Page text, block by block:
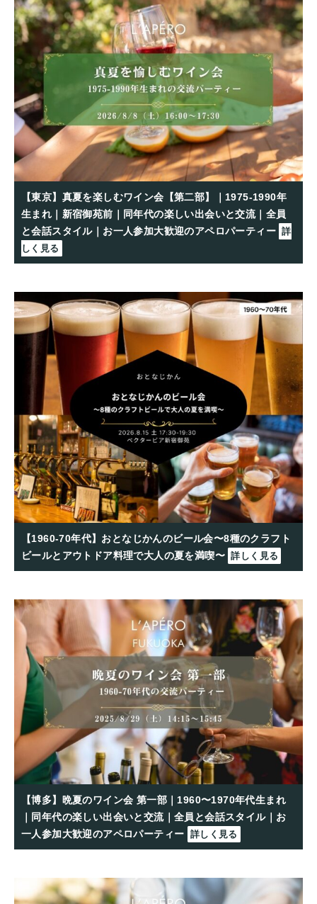
【東京】真夏を楽しむワイン会【第二部】｜1975-1990年
生まれ｜新宿御苑前｜同年代の楽しい出会いと交流｜全員
と会話スタイル｜お一人参加大歓迎のアペロパーティー 詳
しく見る
【1960-70年代】おとなじかんのビール会〜8種のクラフト
ビールとアウトドア料理で大人の夏を満喫〜 詳しく見る
【博多】晩夏のワイン会 第一部｜1960〜1970年代生まれ
｜同年代の楽しい出会いと交流｜全員と会話スタイル｜お
一人参加大歓迎のアペロパーティー 詳しく見る